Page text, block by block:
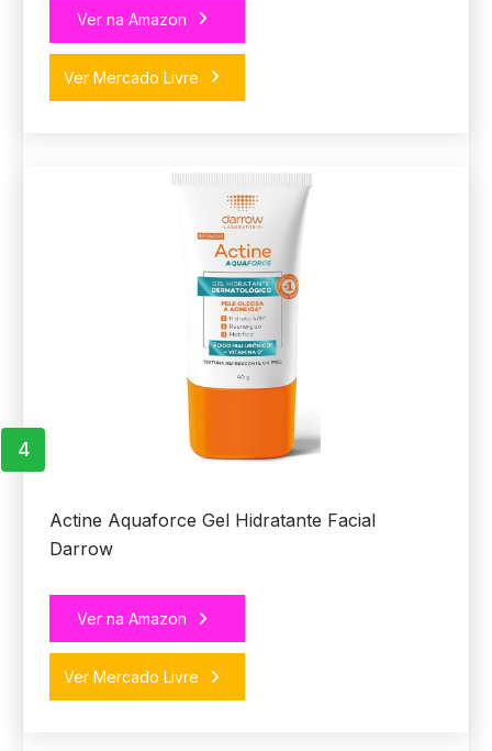
Ver na Amazon
Ver Mercado Livre
4
Actine Aquaforce Gel Hidratante Facial
Darrow
Ver na Amazon
Ver Mercado Livre